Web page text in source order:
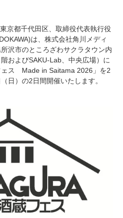
京都千代田区、取締役代表執行役
は、株式会社角川メディ
沢市のところざわサクラタウン内
およびSAKU-Lab、中央広場）に
ェス Made in Saitama 2026」を2
日）の2日間開催いたします。